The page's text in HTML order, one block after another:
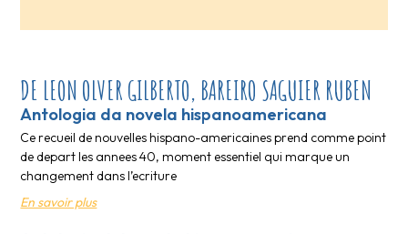
DE LEON OLVER GILBERTO, BAREIRO SAGUIER RUBEN
Antologia da novela hispanoamericana
Ce recueil de nouvelles hispano-americaines prend comme point
de depart les annees 40, moment essentiel qui marque un
changement dans l’ecriture
En savoir plus